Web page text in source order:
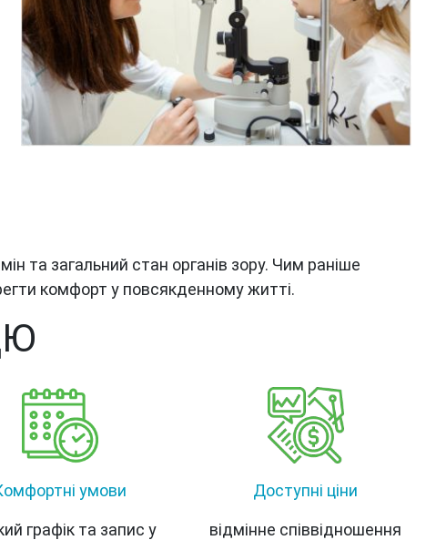
та загальний стан органів зору. Чим раніше
комфорт у повсякденному житті.
умови
графік та запис у
Доступні ціни
відмінне співвідношення